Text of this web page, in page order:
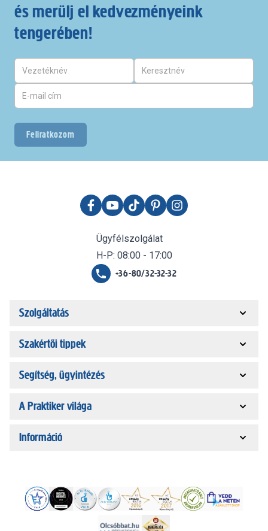
és merülj el kedvezményeink
tengerében!
Feliratkozom
Ügyfélszolgálat
H-P: 08:00 - 17:00
+36-80/32-32-32
Szolgáltatás
Szakértői tippek
Segítség, ügyintézés
A Praktiker világa
Információ